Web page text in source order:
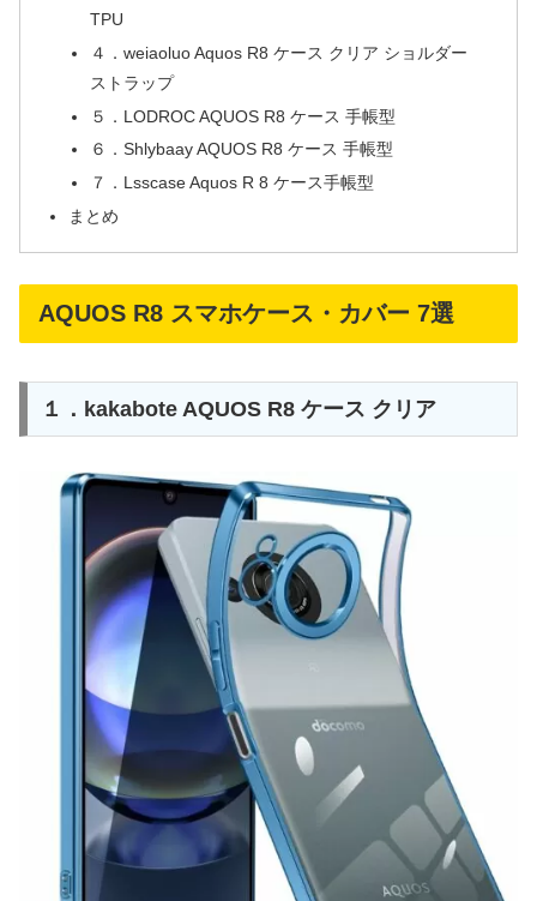
TPU
４．weiaoluo Aquos R8 ケース クリア ショルダー
ストラップ
５．LODROC AQUOS R8 ケース 手帳型
６．Shlybaay AQUOS R8 ケース 手帳型
７．Lsscase Aquos R 8 ケース手帳型
まとめ
AQUOS R8 スマホケース・カバー 7選
１．kakabote AQUOS R8 ケース クリア